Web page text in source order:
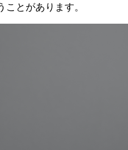
ことがあります。